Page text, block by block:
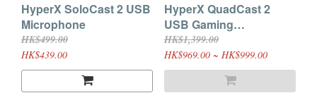
HyperX SoloCast 2 USB
Microphone
HK$499.00
HK$439.00
HyperX QuadCast 2
USB Gaming
Microphone
HK$1,399.00
HK$969.00 ~ HK$999.00